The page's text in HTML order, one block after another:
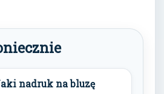
nadruk na bluzę